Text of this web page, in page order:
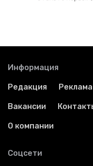
Информация
Редакция Реклама
Вакансии
О компании
Соцсети